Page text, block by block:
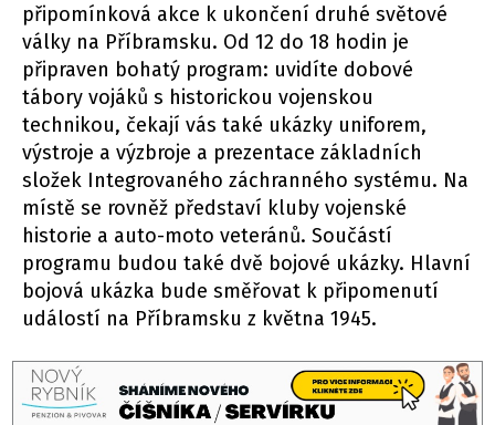
připomínková akce k ukončení druhé světové
války na Příbramsku. Od 12 do 18 hodin je
připraven bohatý program: uvidíte dobové
tábory vojáků s historickou vojenskou
technikou, čekají vás také ukázky uniforem,
výstroje a výzbroje a prezentace základních
složek Integrovaného záchranného systému. Na
místě se rovněž představí kluby vojenské
historie a auto-moto veteránů. Součástí
programu budou také dvě bojové ukázky. Hlavní
bojová ukázka bude směřovat k připomenutí
událostí na Příbramsku z května 1945.